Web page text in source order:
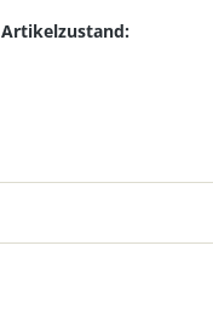
Artikelzustand: